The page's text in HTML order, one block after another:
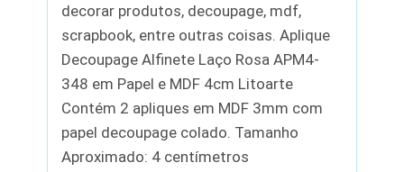
decorar produtos, decoupage, mdf,
scrapbook, entre outras coisas. Aplique
Decoupage Alfinete Laço Rosa APM4-
348 em Papel e MDF 4cm Litoarte
Contém 2 apliques em MDF 3mm com
papel decoupage colado. Tamanho
Aproximado: 4 centímetros